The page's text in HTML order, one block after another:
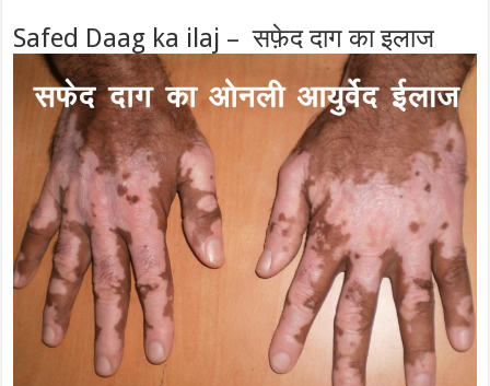
Safed Daag ka ilaj – सफ़ेद दाग का इलाज